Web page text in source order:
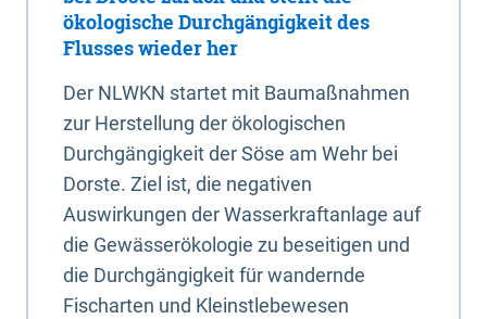
ökologische Durchgängigkeit des
Flusses wieder her
Der NLWKN startet mit Baumaßnahmen
zur Herstellung der ökologischen
Durchgängigkeit der Söse am Wehr bei
Dorste. Ziel ist, die negativen
Auswirkungen der Wasserkraftanlage auf
die Gewässerökologie zu beseitigen und
die Durchgängigkeit für wandernde
Fischarten und Kleinstlebewesen